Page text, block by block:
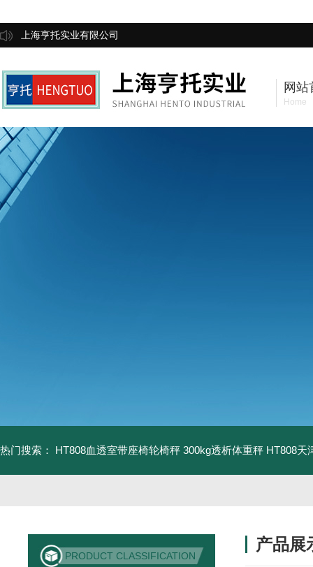
上海亨托实业有限公司
网站
Home
热门搜索： HT808血透室带座椅轮椅秤 300kg透析体重秤 HT808天
PRODUCT CLASSIFICATION
产品展